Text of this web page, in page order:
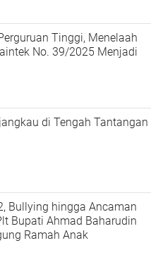
Tinggi, Menelaah
No. 39/2025 Menjadi
di Tengah Tantangan
Bullying hingga Ancaman
Bupati Ahmad Baharudin
Ramah Anak